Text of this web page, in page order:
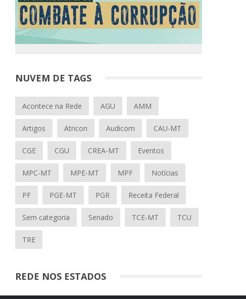
NUVEM DE TAGS
Acontece na Rede AGU AMM
Artigos Atricon Audicom CAU-MT
CGE CGU CREA-MT Eventos
MPC-MT MPE-MT MPF Notícias
PF PGE-MT PGR Receita Federal
Sem categoria Senado TCE-MT TCU
TRE
REDE NOS ESTADOS